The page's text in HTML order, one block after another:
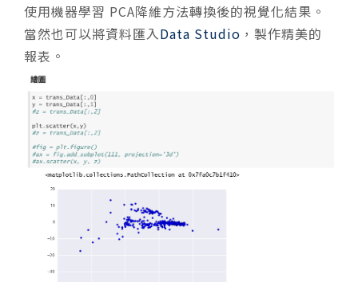
使用機器學習 PCA降維方法轉換後的視覺化結果。
當然也可以將資料匯入Data Studio ，製作精美的
報表。